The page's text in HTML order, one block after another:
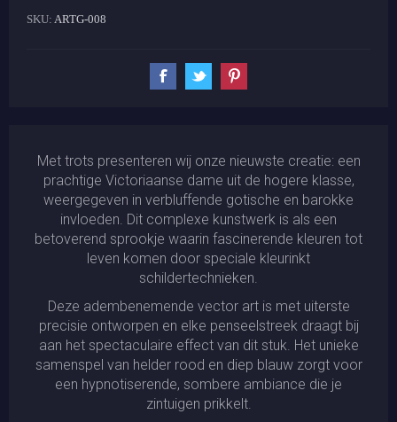
SKU: ARTG-008
Met trots presenteren wij onze nieuwste creatie: een
prachtige Victoriaanse dame uit de hogere klasse,
weergegeven in verbluffende gotische en barokke
invloeden. Dit complexe kunstwerk is als een
betoverend sprookje waarin fascinerende kleuren tot
leven komen door speciale kleurinkt
schildertechnieken.
Deze adembenemende vector art is met uiterste
precisie ontworpen en elke penseelstreek draagt bij
aan het spectaculaire effect van dit stuk. Het unieke
samenspel van helder rood en diep blauw zorgt voor
een hypnotiserende, sombere ambiance die je
zintuigen prikkelt.